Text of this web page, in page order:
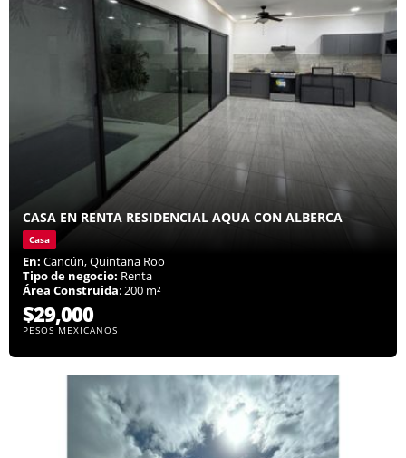
CASA EN RENTA RESIDENCIAL AQUA CON ALBERCA
Casa
En: Cancún, Quintana Roo
Tipo de negocio: Renta
Área Construida: 200 m²
$29,000
PESOS MEXICANOS